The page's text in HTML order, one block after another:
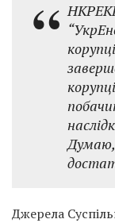
Думаю,
Джерела